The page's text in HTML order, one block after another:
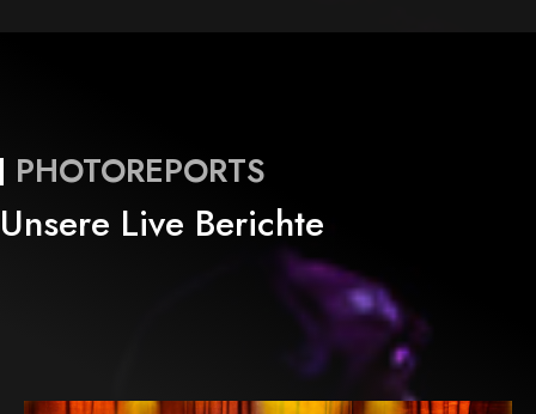
PHOTOREPORTS
Unsere Live Berichte